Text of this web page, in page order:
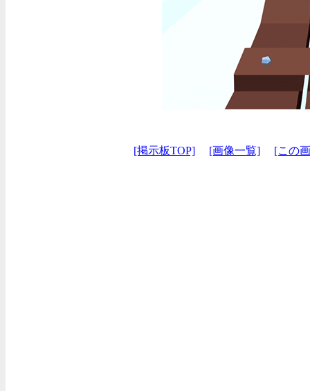
[掲示板TOP] [画像一覧] [この